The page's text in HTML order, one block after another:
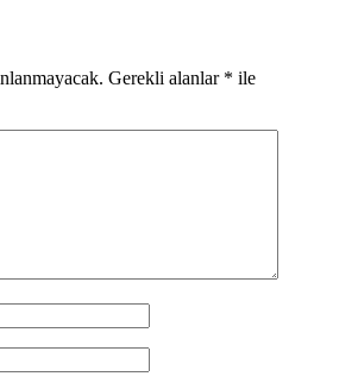
Gerekli alanlar * ile